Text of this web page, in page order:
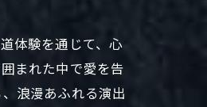
体験を通じて、心
まれた中で愛を告
浪漫あふれる演出